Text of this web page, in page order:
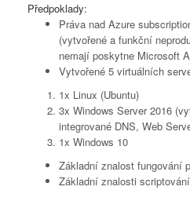
Předpoklady:
Práva nad Azure
(vytvořené a funkční
nemají poskytne Microsoft
Vytvořené 5 virtuálních
1x Linux (Ubuntu)
3x Windows Server 2016
integrované DNS, Web
1x Windows 10
Základní znalost fungování
Základní znalosti